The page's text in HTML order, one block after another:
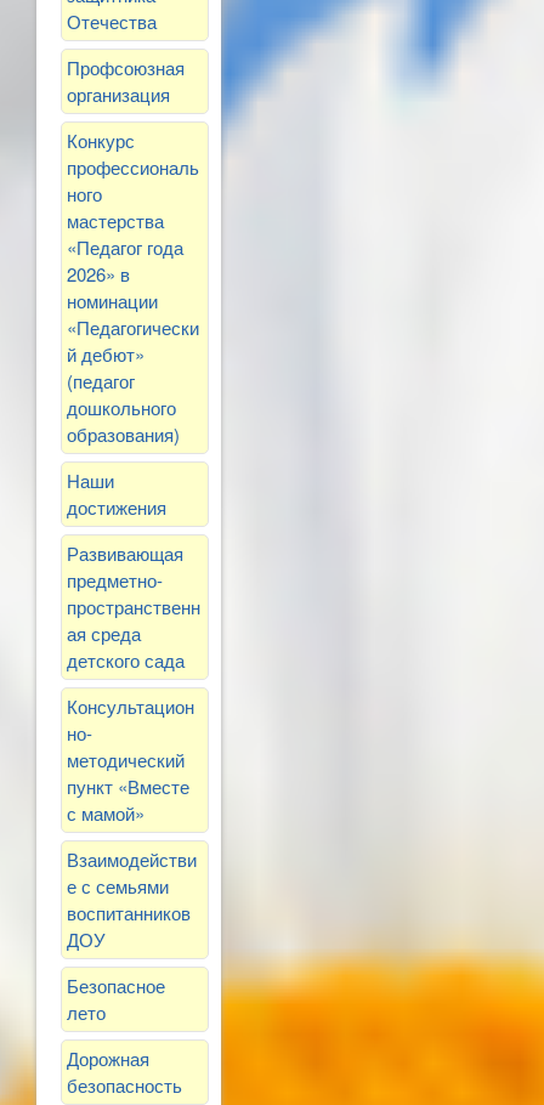
Отечества
Профсоюзная
организация
Конкурс
профессиональ
ного
мастерства
«Педагог года
2026» в
номинации
«Педагогически
й дебют»
(педагог
дошкольного
образования)
Наши
достижения
Развивающая
предметно-
пространственн
ая среда
детского сада
Консультацион
но-
методический
пункт «Вместе
с мамой»
Взаимодействи
е с семьями
воспитанников
ДОУ
Безопасное
лето
Дорожная
безопасность